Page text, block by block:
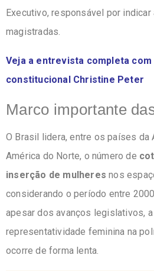
Executivo, responsável por indicar
magistradas.
Veja a entrevista completa
constitucional Christine Peter
Marco importante
O Brasil lidera, entre os países da
América do Norte, o número de
inserção de mulheres nos
considerando o período entre
apesar dos avanços legislativos,
representatividade feminina na
ocorre de forma lenta.